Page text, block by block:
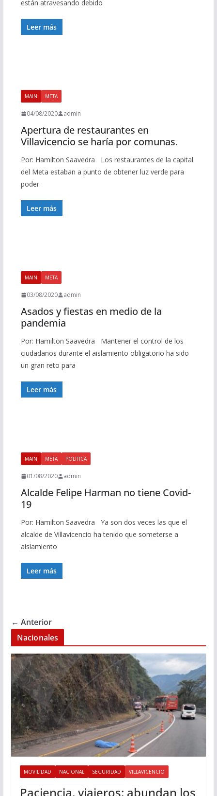
están atravesando debido
Leer más
MAIN META
04/08/2020 admin
Apertura de restaurantes en
Villavicencio se haría por comunas.
Por: Hamilton Saavedra Los restaurantes de la capital
del Meta estaban a punto de obtener luz verde para
poder
Leer más
MAIN META
03/08/2020 admin
Asados y fiestas en medio de la
pandemia
Por: Hamilton Saavedra Mantener el control de los
ciudadanos durante el aislamiento obligatorio ha sido
un gran reto para
Leer más
MAIN META POLITICA
01/08/2020 admin
Alcalde Felipe Harman no tiene Covid-
19
Por: Hamilton Saavedra Ya son dos veces las que el
alcalde de Villavicencio ha tenido que someterse a
aislamiento
Leer más
← Anterior
Nacionales
MOVILIDAD NACIONAL SEGURIDAD VILLAVICENCIO
Paciencia, viajeros: abundan los